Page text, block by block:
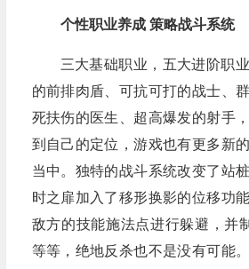
个性职业养成 策略战斗系统
三大基础职业，五大进阶职
的前排肉盾、可抗可打的战士、
死扶伤的医生、超高爆发的射手
到自己的定位，游戏也有更多新
当中。独特的战斗系统改变了站
时之扉加入了移形换影的位移功
敌方的技能施法点进行躲避，并
等等，绝地反杀也不是没有可能